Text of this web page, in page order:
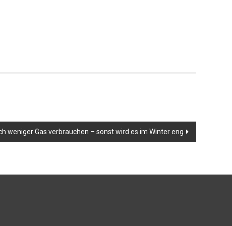
weniger Gas verbrauchen – sonst wird es im Winter eng